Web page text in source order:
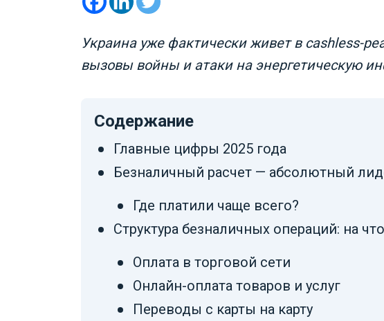
Украина уже фактически живет в cashless-
вызовы войны и атаки на энергетическую
Содержание
Главные цифры 2025 года
Безналичный расчет — абсолютный
Где платили чаще всего?
Структура безналичных операций: на
Оплата в торговой сети
Онлайн-оплата товаров и услуг
Переводы с карты на карту